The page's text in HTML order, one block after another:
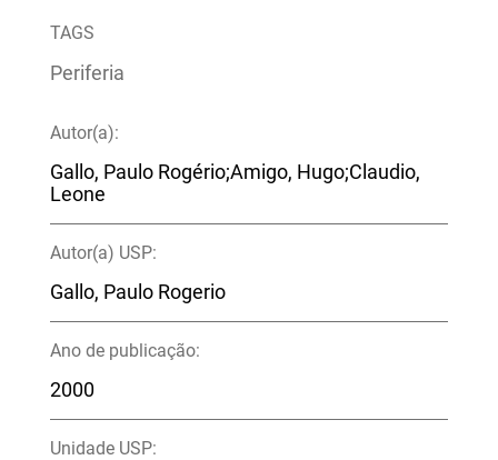
TAGS
Periferia
Autor(a):
Gallo, Paulo Rogério;Amigo, Hugo;Claudio,
Leone
Autor(a) USP:
Gallo, Paulo Rogerio
Ano de publicação:
2000
Unidade USP: